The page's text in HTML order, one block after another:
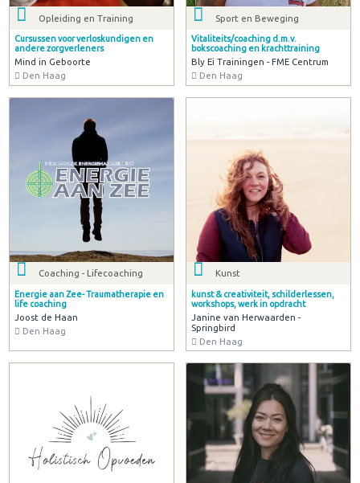
Opleiding en Training
Cursussen voor verloskundigen en
andere zorgverleners
Mind in Geboorte
Den Haag
Sport en Beweging
Vitaliteits/coaching d.m.v.
bokscoaching en krachttraining
Bly Ei Trainingen - FME Centrum
Den Haag
Coaching - Lifecoaching
Energie aan Zee- Traumatherapie en
life coaching
Joost de Haan
Den Haag
Kunst
kunst & creativiteit, schilderlessen,
workshops, werk in opdracht
Janine van Herwaarden -
Springbird
Den Haag